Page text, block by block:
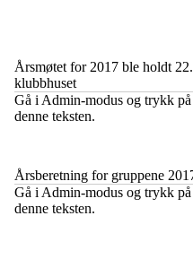
Årsmøtet for 2017 ble holdt
klubbhuset
​Gå i Admin-modus og trykk
denne teksten.
Årsberetning for gruppene
​Gå i Admin-modus og trykk
denne teksten.